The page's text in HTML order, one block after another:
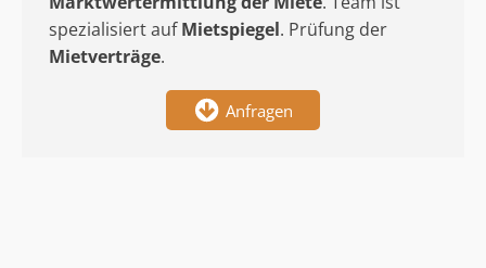
spezialisiert aufMietspiegel. Prüfung der
Mietverträge.
Anfragen